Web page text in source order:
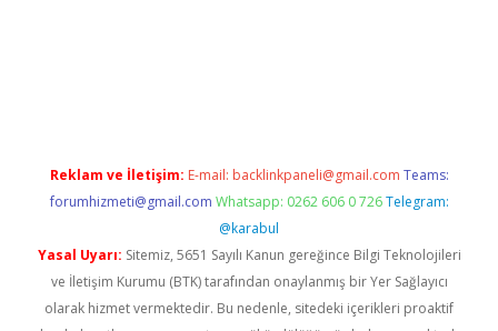
Reklam ve İletişim: E-mail: backlinkpaneli@gmail.com Teams:
forumhizmeti@gmail.com Whatsapp: 0262 606 0 726 Telegram:
@karabul
Yasal Uyarı: Sitemiz, 5651 Sayılı Kanun gereğince Bilgi Teknolojileri
ve İletişim Kurumu (BTK) tarafından onaylanmış bir Yer Sağlayıcı
olarak hizmet vermektedir. Bu nedenle, sitedeki içerikleri proaktif